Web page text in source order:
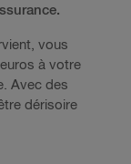
vous
à votre
Avec des
dérisoire